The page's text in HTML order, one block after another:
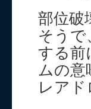
部位破
そうで
する前
ムの意
レアド